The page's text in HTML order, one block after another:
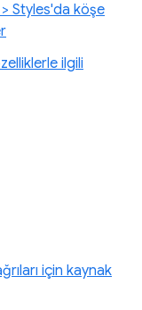
Styles'da köşe
ilgili
için kaynak